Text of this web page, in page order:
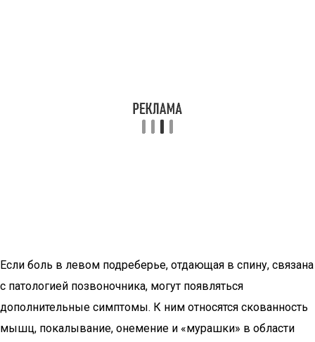
Если боль в левом подреберье, отдающая в спину, связана
с патологией позвоночника, могут появляться
дополнительные симптомы. К ним относятся скованность
мышц, покалывание, онемение и «мурашки» в области